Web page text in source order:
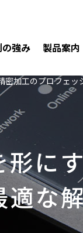
強み 製品案内
加工のプロフェ
に
な